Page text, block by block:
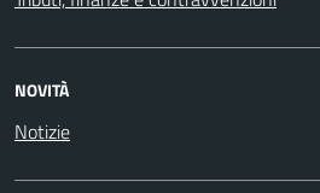
NOVITÀ
Notizie